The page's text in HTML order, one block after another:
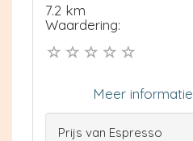
7.2 km
Waardering:
Meer informatie
Prijs van Espresso